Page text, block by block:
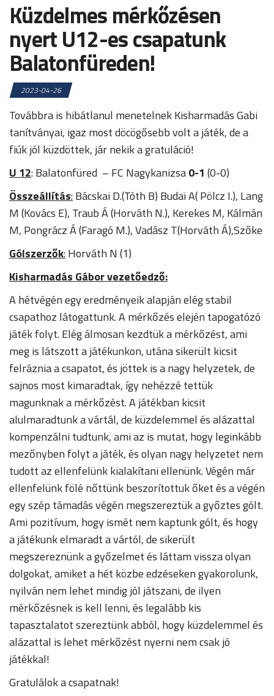
Küzdelmes mérkőzésen
nyert U12-es csapatunk
Balatonfüreden!
2023-04-26
Továbbra is hibátlanul menetelnek Kisharmadás Gabi
tanítványai, igaz most döcögősebb volt a játék, de a
fiúk jól küzdöttek, jár nekik a gratuláció!
U 12: Balatonfüred – FC Nagykanizsa0-1 (0-0)
Összeállítás:Bácskai D.(Tóth B) Budai A( Pölcz I.), Lang
M (Kovács E), Traub Á (Horváth N.), Kerekes M, Kálmán
M, Pongrácz Á (Faragó M.), Vadász T(Horváth Á),Szőke
Gólszerzők:Horváth N (1)
Kisharmadás Gábor vezetőedző:
A hétvégén egy eredményeik alapján elég stabil
csapathoz látogattunk. A mérkőzés elején tapogatózó
játék folyt. Elég álmosan kezdtük a mérkőzést, ami
meg is látszott a játékunkon, utána sikerült kicsit
felráznia a csapatot, és jöttek is a nagy helyzetek, de
sajnos most kimaradtak, így nehézzé tettük
magunknak a mérkőzést. A játékban kicsit
alulmaradtunk a vártál, de küzdelemmel és alázattal
kompenzálni tudtunk, ami az is mutat, hogy leginkább
mezőnyben folyt a játék, és olyan nagy helyzetet nem
tudott az ellenfelünk kialakítani ellenünk. Végén már
ellenfelünk fölé nőttünk beszorítottuk őket és a végén
egy szép támadás végén megszereztük a győztes gólt.
Ami pozitívum, hogy ismét nem kaptunk gólt, és hogy
a játékunk elmaradt a vártól, de sikerült
megszereznünk a győzelmet és láttam vissza olyan
dolgokat, amiket a hét közbe edzéseken gyakorolunk,
nyilván nem lehet mindig jól játszani, de ilyen
mérkőzésnek is kell lenni, és legalább kis
tapasztalatot szereztünk abból, hogy küzdelemmel és
alázattal is lehet mérkőzést nyerni nem csak jó
játékkal!
Gratulálok a csapatnak!